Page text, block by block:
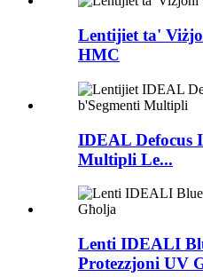
Lentijiet ta'
HMC
IDEAL Defocus
Multipli Le...
Lenti IDEALI
Protezzjoni UV